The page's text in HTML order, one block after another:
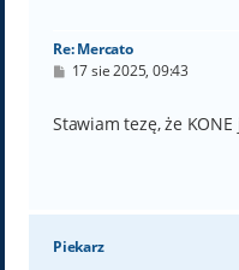
Re: Mercato
P
t
17 sie 2025, 09:43
Stawiam tezę, że
Piekarz